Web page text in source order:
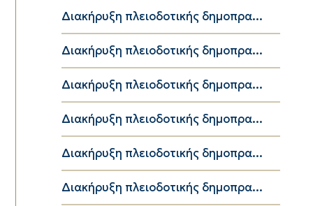
Διακήρυξη πλειοδοτικής δημοπρα...
Διακήρυξη πλειοδοτικής δημοπρα...
Διακήρυξη πλειοδοτικής δημοπρα...
Διακήρυξη πλειοδοτικής δημοπρα...
Διακήρυξη πλειοδοτικής δημοπρα...
Διακήρυξη πλειοδοτικής δημοπρα...